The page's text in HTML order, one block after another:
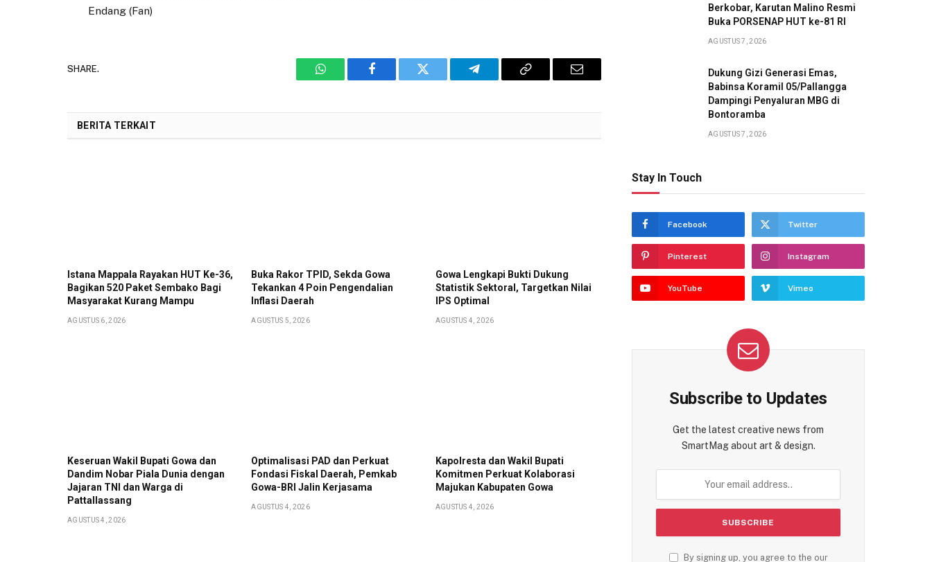
Endang (Fan)
SHARE.
WhatsAppFacebook Twitter Telegram Copy
Email
BERITA TERKAIT
Istana Mappala Rayakan HUT Ke-36,
Bagikan 520 Paket Sembako Bagi
Masyarakat Kurang Mampu
AGUSTUS 6, 2026
Buka Rakor TPID, Sekda Gowa
Tekankan 4 Poin Pengendalian
Inflasi Daerah
AGUSTUS 5, 2026
Gowa Lengkapi Bukti Dukung
Statistik Sektoral, Targetkan Nilai
IPS Optimal
AGUSTUS 4, 2026
Keseruan Wakil Bupati Gowa dan
Dandim Nobar Piala Dunia dengan
Jajaran TNI dan Warga di
Pattallassang
AGUSTUS 4, 2026
Optimalisasi PAD dan Perkuat
Fondasi Fiskal Daerah, Pemkab
Gowa-BRI Jalin Kerjasama
AGUSTUS 4, 2026
Kapolresta dan Wakil Bupati
Komitmen Perkuat Kolaborasi
Majukan Kabupaten Gowa
AGUSTUS 4, 2026
Berkobar, Karutan Malino Resmi
Buka PORSENAP HUT ke-81 RI
AGUSTUS 7, 2026
Dukung Gizi Generasi Emas,
Babinsa Koramil 05/Pallangga
Dampingi Penyaluran MBG di
Bontoramba
AGUSTUS 7, 2026
Stay In Touch
Facebook Twitter
Pinterest Instagram
YouTube Vimeo
Subscribe to Updates
Get the latest creative news from
SmartMag about art & design.
By signing up, you agree to the our